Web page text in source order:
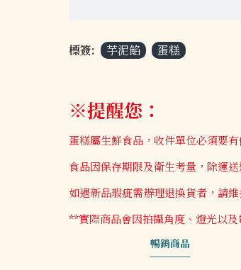
標簽: 芋泥餡 蛋糕
※提醒您：
蛋糕屬生鮮食品，收件單位必須要
食品因保存期限及衛生考量，除運
如遇新品瑕疵需辦理退換貨者，請
**實際商品會因拍攝角度、燈光以
暢銷商品